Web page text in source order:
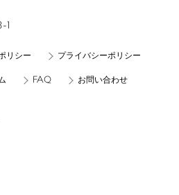
1
リシー プライバシーポリシー
FAQ お問い合わせ